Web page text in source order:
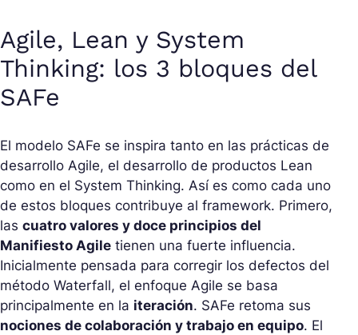
Agile, Lean y System
Thinking: los 3 bloques del
SAFe
El modelo SAFe se inspira tanto en las prácticas de
desarrollo Agile, el desarrollo de productos Lean
como en el System Thinking. Así es como cada uno
de estos bloques contribuye al framework. Primero,
las cuatro valores y doce principios del
Manifiesto Agile tienen una fuerte influencia.
Inicialmente pensada para corregir los defectos del
método Waterfall, el enfoque Agile se basa
principalmente en la iteración. SAFe retoma sus
nociones de colaboración y trabajo en equipo. El